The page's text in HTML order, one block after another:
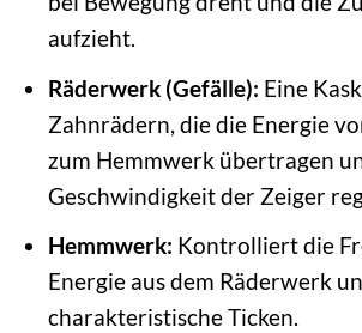
aufzieht.
Räderwerk (Gefälle): Eine
Zahnrädern, die die Energie
zum Hemmwerk übertragen
Geschwindigkeit der Zeiger
Hemmwerk: Kontrolliert die
Energie aus dem Räderwerk
charakteristische Ticken.